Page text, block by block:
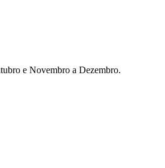
e Novembro a Dezembro.